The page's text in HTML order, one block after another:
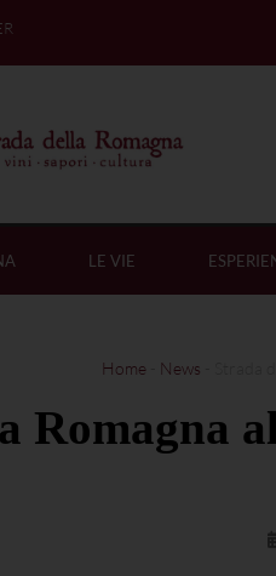
LE VIE
Home News
Romagna